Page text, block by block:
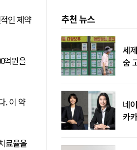
인 제약
억원을
. 이 약
료율을
추천 뉴스
세
숨
네
카